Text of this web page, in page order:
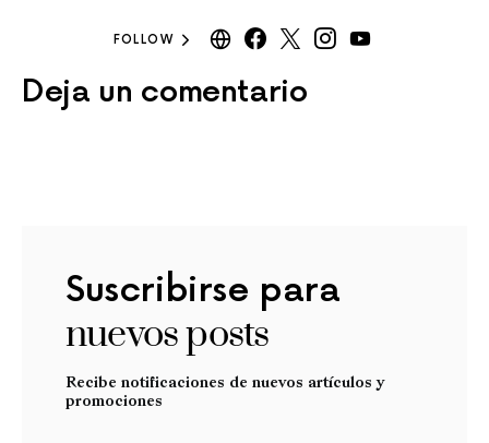
FOLLOW
Deja un comentario
Suscribirse para
nuevos posts
Recibe notificaciones de nuevos artículos y
promociones